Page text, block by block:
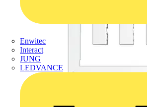
Enwitec
Interact
JUNG
LEDVANCE